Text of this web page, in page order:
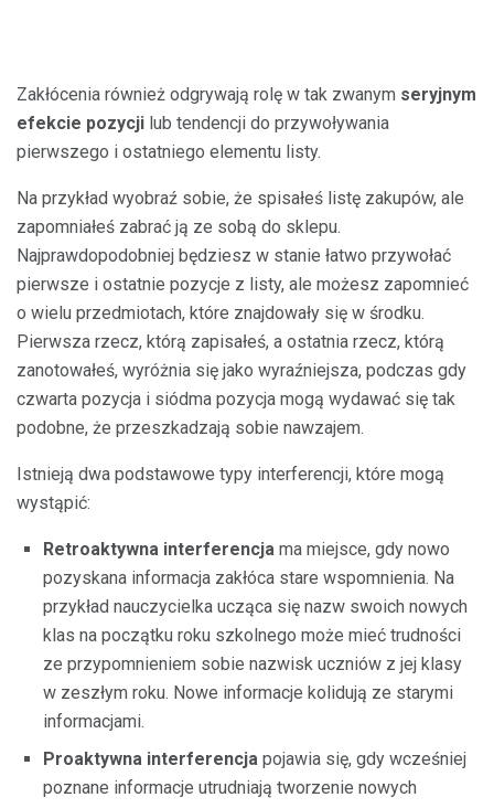
Zakłócenia również odgrywają rolę w tak zwanym seryjnym
efekcie pozycji lub tendencji do przywoływania
pierwszego i ostatniego elementu listy.
Na przykład wyobraź sobie, że spisałeś listę zakupów, ale
zapomniałeś zabrać ją ze sobą do sklepu.
Najprawdopodobniej będziesz w stanie łatwo przywołać
pierwsze i ostatnie pozycje z listy, ale możesz zapomnieć
o wielu przedmiotach, które znajdowały się w środku.
Pierwsza rzecz, którą zapisałeś, a ostatnia rzecz, którą
zanotowałeś, wyróżnia się jako wyraźniejsza, podczas gdy
czwarta pozycja i siódma pozycja mogą wydawać się tak
podobne, że przeszkadzają sobie nawzajem.
Istnieją dwa podstawowe typy interferencji, które mogą
wystąpić:
Retroaktywna interferencja ma miejsce, gdy nowo
pozyskana informacja zakłóca stare wspomnienia. Na
przykład nauczycielka ucząca się nazw swoich nowych
klas na początku roku szkolnego może mieć trudności
ze przypomnieniem sobie nazwisk uczniów z jej klasy
w zeszłym roku. Nowe informacje kolidują ze starymi
informacjami.
Proaktywna interferencja pojawia się, gdy wcześniej
poznane informacje utrudniają tworzenie nowych